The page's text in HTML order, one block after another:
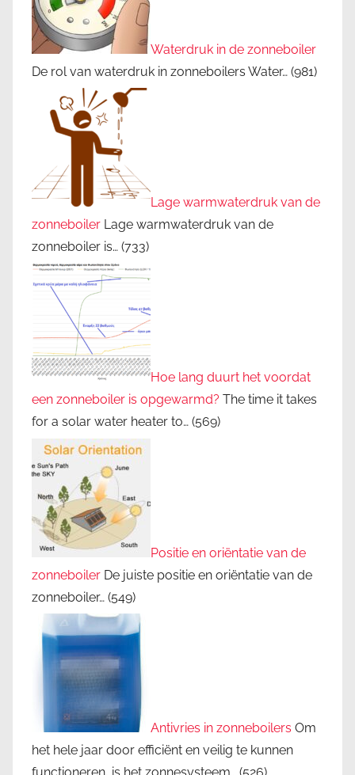
Waterdruk in de zonneboiler
De rol van waterdruk in zonneboilers Water… (981)
Lage warmwaterdruk van de
zonneboiler Lage warmwaterdruk van de
zonneboiler is… (733)
Hoe lang duurt het voordat
een zonneboiler is opgewarmd? The time it takes
for a solar water heater to… (569)
Positie en oriëntatie van de
zonneboiler De juiste positie en oriëntatie van de
zonneboiler… (549)
Antivries in zonneboilers Om
het hele jaar door efficiënt en veilig te kunnen